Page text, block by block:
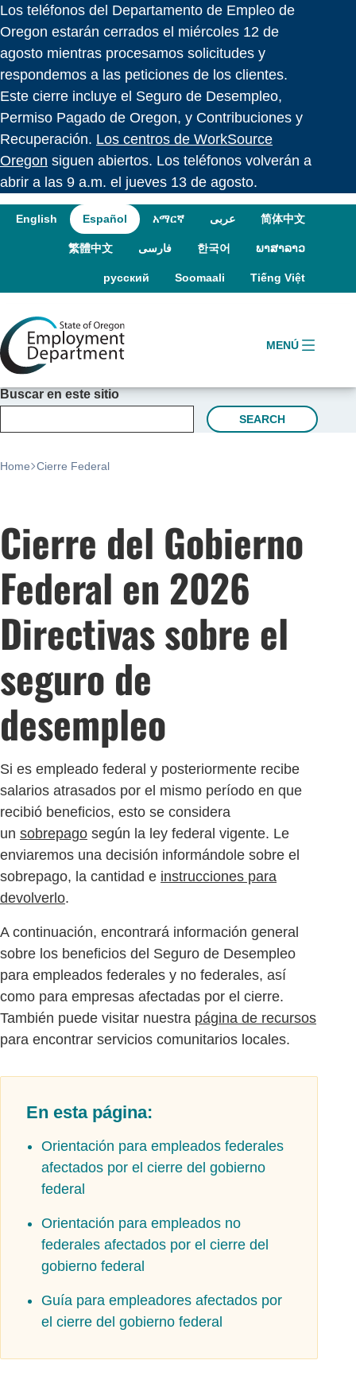
Skip to language switcher
Skip to navigation
Skip to content
Los teléfonos del Departamento de Empleo de
Oregon estarán cerrados el miércoles 12 de
agosto mientras procesamos solicitudes y
respondemos a las peticiones de los clientes.
Este cierre incluye el Seguro de Desempleo,
Permiso Pagado de Oregon, y Contribuciones y
Recuperación. Los centros de WorkSource
Oregon siguen abiertos. Los teléfonos volverán a
abrir a las 9 a.m. el jueves 13 de agosto.
English Español አማርኛ عربى 简体中文
繁體中文 فارسی 한국어 ພາສາລາວ
русский Soomaali Tiếng Việt
MENÚ
Buscar en este sitio
SEARCH
Home Cierre Federal
Cierre del Gobierno
Federal en 2026
Directivas sobre el
seguro de
desempleo
Si es empleado federal y posteriormente recibe
salarios atrasados por el mismo período en que
recibió beneficios, esto se considera
un sobrepago según la ley federal vigente. Le
enviaremos una decisión informándole sobre el
sobrepago, la cantidad e instrucciones para
devolverlo.
A continuación, encontrará información general
sobre los beneficios del Seguro de Desempleo
para empleados federales y no federales, así
como para empresas afectadas por el cierre.
También puede visitar nuestra página de recursos
para encontrar servicios comunitarios locales.
En esta página:
Orientación para empleados federales
afectados por el cierre del gobierno
federal
Orientación para empleados no
federales afectados por el cierre del
gobierno federal
Guía para empleadores afectados por
el cierre del gobierno federal